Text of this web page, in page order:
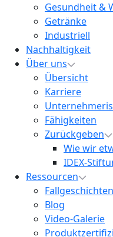
Gesundheit &
Getränke
Industriell
Nachhaltigkeit
Über uns
Übersicht
Karriere
Fähigkeiten
Zurückgeben
Wie wir
IDEX-
Ressourcen
Fallgeschichten
Blog
Video-Galerie